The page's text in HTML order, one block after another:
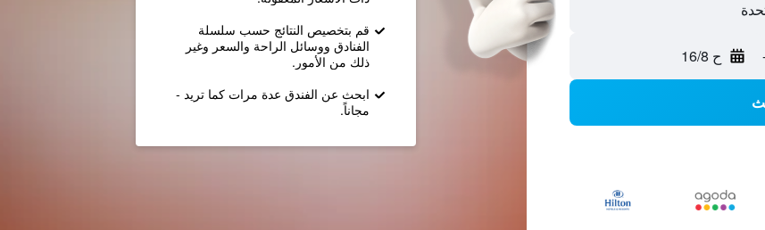
ح 16/8
قم بتخصيص النتائج حسب سلسلة
الفنادق ووسائل الراحة والسعر وغير
ذلك من الأمور.
ابحث عن الفندق عدة مرات كما تريد -
مجاناً.